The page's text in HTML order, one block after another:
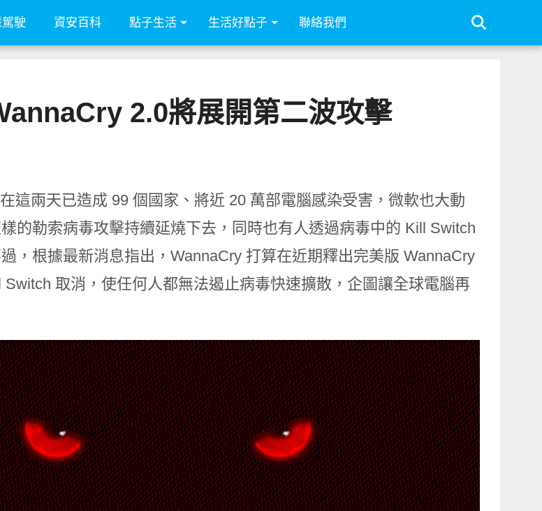
駛 資安百科 點子生活 生活好點子 聯絡我們
2.0將展開第二波攻擊
這兩天已造成 99 個國家、將近 20 萬部電腦感染受害，微軟也大動
的勒索病毒攻擊持續延燒下去，同時也有人透過病毒中的 Kill Switch
，根據最新消息指出，WannaCry 打算在近期釋出完美版 WannaCry
取消，使任何人都無法遏止病毒快速擴散，企圖讓全球電腦再